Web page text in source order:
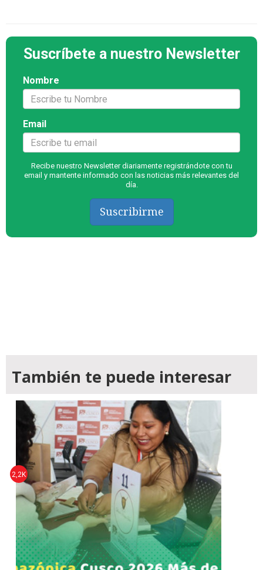
Suscríbete a nuestro Newsletter
Nombre
Email
Recibe nuestro Newsletter diariamente registrándote con tu
email y mantente informado con las noticias más relevantes del
día.
Suscribirme
También te puede interesar
2,2K